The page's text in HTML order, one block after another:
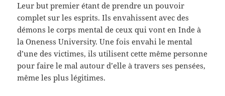
Leur but premier étant de prendre un pouvoir
complet sur les esprits. Ils envahissent avec des
démons le corps mental de ceux qui vont en Inde à
la Oneness University. Une fois envahi le mental
d’une des victimes, ils utilisent cette même personne
pour faire le mal autour d’elle à travers ses pensées,
même les plus légitimes.